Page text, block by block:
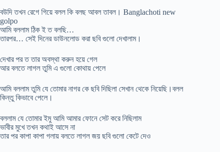
বউদি তখন রেগে গিয়ে বলল কি বলছ আবল তাবল। Banglachoti new
golpo
আমি বললাম ঠিক ই ত বলছি…
তারপর… সেই দিনের ডাউনলোড করা ছবি গুলো দেখালাম।
দেখার পর ত তার অবস্থা করুন হয়ে গেল
আর বলতে লাগল তুমি এ গুলো কোথায় পেলে
আমি বললাম তুমি যে তোমার নাগর কে ছবি দিছিলা সেখান থেকে নিয়েছি।বলল
কিন্তু কিভাবে পেলে।
বললাম যে তোমার ইমু আমি আমার ফোনে সেট করে নিছিলাম
ভাবীর মুখে তখন কথাই আসে না
তার পর কাপা কাপা গলায় বলতে লাগল জয় ছবি গুলো কেটে দেও